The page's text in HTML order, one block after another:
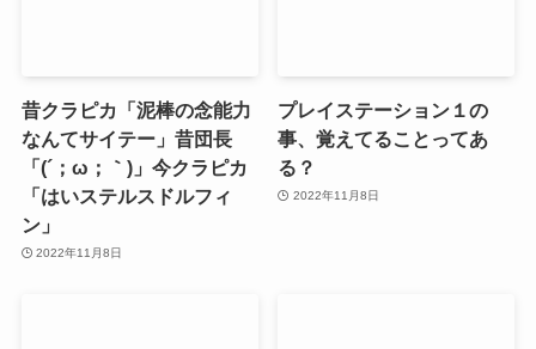
昔クラピカ「泥棒の念能力
なんてサイテー」昔団長
「(´；ω；｀)」今クラピカ
「はいステルスドルフィ
ン」
2022年11月8日
プレイステーション１の
事、覚えてることってあ
る？
2022年11月8日